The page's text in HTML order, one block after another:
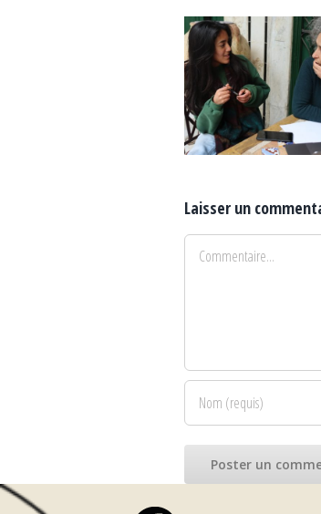
Jilani
août
Laisser un
Commentaire